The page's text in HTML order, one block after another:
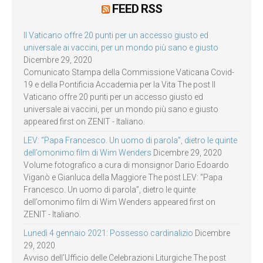
FEED RSS
Il Vaticano offre 20 punti per un accesso giusto ed
universale ai vaccini, per un mondo più sano e giusto
Dicembre 29, 2020
Comunicato Stampa della Commissione Vaticana Covid-
19 e della Pontificia Accademia per la Vita The post Il
Vaticano offre 20 punti per un accesso giusto ed
universale ai vaccini, per un mondo più sano e giusto
appeared first on ZENIT - Italiano.
LEV: “Papa Francesco. Un uomo di parola”, dietro le quinte
dell’omonimo film di Wim Wenders Dicembre 29, 2020
Volume fotografico a cura di monsignor Dario Edoardo
Viganò e Gianluca della Maggiore The post LEV: “Papa
Francesco. Un uomo di parola”, dietro le quinte
dell’omonimo film di Wim Wenders appeared first on
ZENIT - Italiano.
Lunedì 4 gennaio 2021: Possesso cardinalizio Dicembre
29, 2020
Avviso dell’Ufficio delle Celebrazioni Liturgiche The post